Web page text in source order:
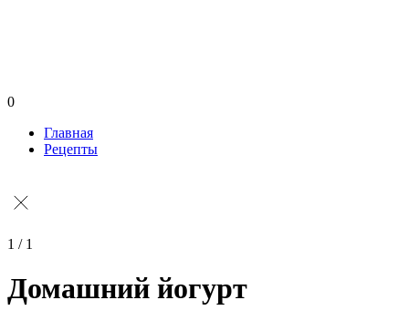
0
Главная
Рецепты
1 / 1
Домашний йогурт